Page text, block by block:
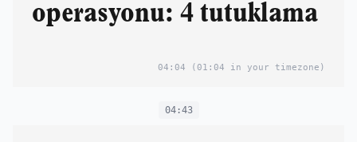
operasyonu: 4 tutuklama
04:04 (01:04 in your timezone)
04:43